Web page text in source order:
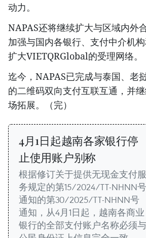
动力。
NAPAS还将继续扩大与区域内外
加强与国内各银行、支付中介机
扩大VIETQRGlobal的受理网络。
迄今，NAPAS已完成与泰国、老
的二维码双向支付互联互通，并
场拓展。（完）
4月1日起越南各家银行停
止使用账户别称
根据修订关于提供无现金支付服
务规定的第15/2024/TT-NHNN号
通知的第30/2025/TT-NHNN号
通知，从4月1日起，越南各商业
银行的全部支付账户名称必须与